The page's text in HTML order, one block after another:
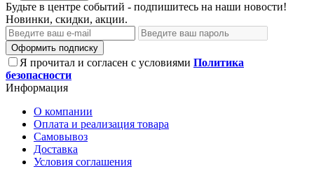
Будьте в центре событий - подпишитесь на наши новости!
Новинки, скидки, акции.
Оформить подписку
Я прочитал и согласен с условиями Политика
безопасности
Информация
О компании
Оплата и реализация товара
Самовывоз
Доставка
Условия соглашения